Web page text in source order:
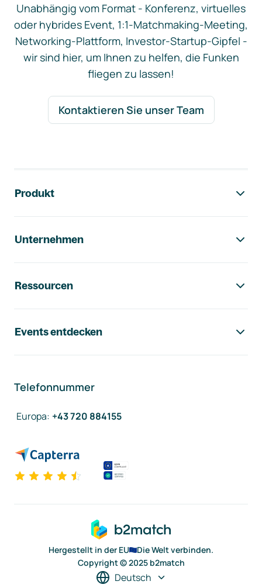
Unabhängig vom Format - Konferenz, virtuelles
oder hybrides Event, 1:1-Matchmaking-Meeting,
Networking-Plattform, Investor-Startup-Gipfel -
wir sind hier, um Ihnen zu helfen, die Funken
fliegen zu lassen!
Kontaktieren Sie unser Team
Produkt
Unternehmen
Ressourcen
Events entdecken
Telefonnummer
Europa: +43 720 884155
Hergestellt in der EU
Die Welt verbinden.
Copyright © 2025 b2match
Deutsch